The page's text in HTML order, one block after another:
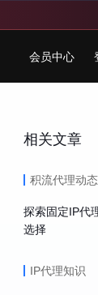
会员中心
相关文章
积流代理动态
探索固定IP代
选择
IP代理知识